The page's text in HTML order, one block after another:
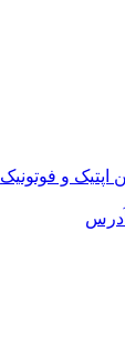
و فوتونیک